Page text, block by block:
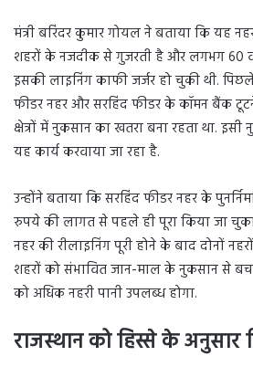
मंत्री बरिंदर कुमार गोयल ने बताया कि यह
शहरों के नजदीक से गुजरती है और लगभग 60
इसकी लाइनिंग काफी जर्जर हो चुकी थी.
फीडर नहर और सरहिंद फीडर के कॉमन बैंक
क्षेत्रों में नुकसान का खतरा बना रहता था.
यह कार्य करवाया जा रहा है.
उन्होंने बताया कि सरहिंद फीडर नहर के
रुपये की लागत से पहले ही पूरा किया जा
नहर की रीलाइनिंग पूरी होने के बाद दोनों
शहरों को संभावित जान-माल के नुकसान से
को अधिक नहरी पानी उपलब्ध होगा.
राजस्थान को हिस्से के अनुसार